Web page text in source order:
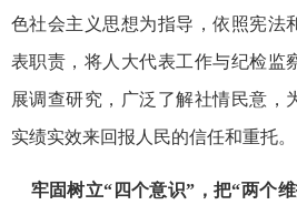
色社会主义思想为指导，依照宪法
表职责，将人大代表工作与纪检监
展调查研究，广泛了解社情民意，
实绩实效来回报人民的信任和重托。
牢固树立“四个意识”，把“两个